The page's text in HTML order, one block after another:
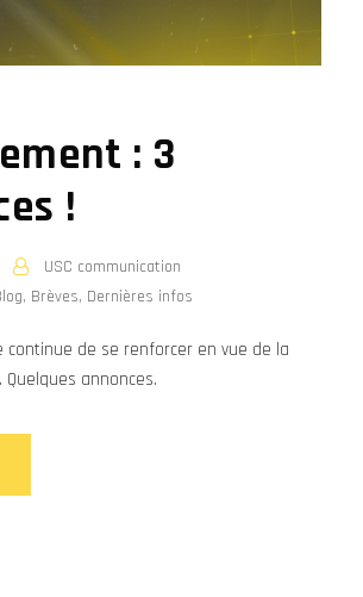
: 3
!
USC communication
, Brèves, Dernières infos
continue de se renforcer en vue de la
annonces.